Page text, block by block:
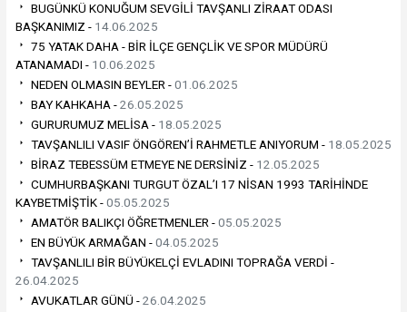
BUGÜNKÜ KONUĞUM SEVGİLİ TAVŞANLI ZİRAAT ODASI
BAŞKANIMIZ - 14.06.2025
75 YATAK DAHA - BİR İLÇE GENÇLİK VE SPOR MÜDÜRÜ
ATANAMADI - 10.06.2025
NEDEN OLMASIN BEYLER -01.06.2025
BAY KAHKAHA -26.05.2025
GURURUMUZ MELİSA - 18.05.2025
TAVŞANLILI VASIF ÖNGÖREN’İ RAHMETLE ANIYORUM - 18.05.2025
BİRAZ TEBESSÜM ETMEYE NE DERSİNİZ - 12.05.2025
CUMHURBAŞKANI TURGUT ÖZAL’I 17 NİSAN 1993 TARİHİNDE
KAYBETMİŞTİK -05.05.2025
AMATÖR BALIKÇI ÖĞRETMENLER -05.05.2025
EN BÜYÜK ARMAĞAN -04.05.2025
TAVŞANLILI BİR BÜYÜKELÇİ EVLADINI TOPRAĞA VERDİ -
26.04.2025
AVUKATLAR GÜNÜ -26.04.2025